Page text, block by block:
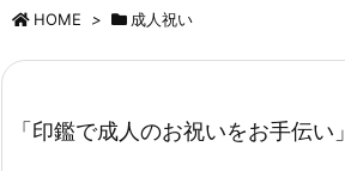
HOME > 成人祝い
「印鑑で成人のお祝いをお手伝い」